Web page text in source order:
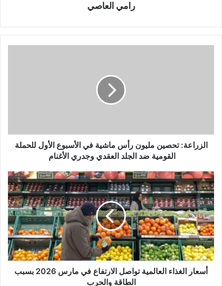
رامي العاصي
الزراعة: تحصين مليون رأس ماشية في الأسبوع الأول للحملة
القومية ضد الجلد العقدي وجدري الأغنام
أسعار الغذاء العالمية تواصل الارتفاع في مارس 2026 بسبب
الطاقة والحرب